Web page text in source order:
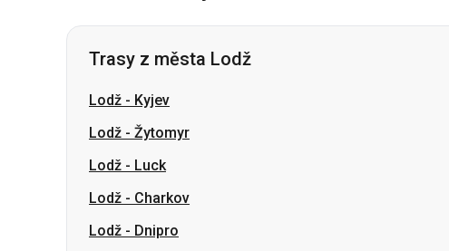
Lodž- Luck
Lodž-Charkov
Lodž-Dnipro
Lodž-Záporoží
Lodž-Krivoj Rog
Lodž-Kremenčuk